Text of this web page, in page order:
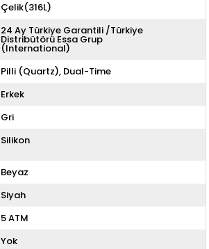
Çelik(316L)
24 Ay Türkiye Garantili /Türkiye
Distribütörü Essa Grup
(International)
Pilli (Quartz) Dual-Time
Erkek
Gri
Silikon
Beyaz
Siyah
5 ATM
Yok